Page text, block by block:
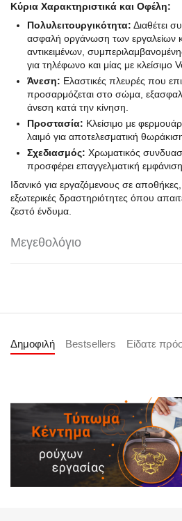
Κύρια Χαρακτηριστικά και Οφέλη:
Πολυλειτουργικότητα: Διαθέτει
ασφαλή οργάνωση των εργαλείων
αντικειμένων,
για τηλέφωνο και μίας με κλείσιμο
Άνεση: Ελαστικές πλευρές που
προσαρμόζεται στο σώμα,
άνεση κατά την κίνηση.
Προστασία: Κλείσιμο με
λαιμό για αποτελεσματική
Σχεδιασμός: Χρωματικός
προσφέρει επαγγελματική
Ιδανικό για εργαζόμενους σε αποθήκες,
εξωτερικές δραστηριότητες όπου
ζεστό ένδυμα.
Μεγεθολόγιο
Δημοφιλή Bestsellers Είδατε